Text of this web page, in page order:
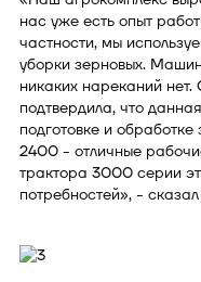
нас уже есть опыт
частности, мы
уборки зерновых.
никаких нареканий
подтвердила, что
подготовке и
2400 - отличные
трактора 3000 серии
потребностей», -